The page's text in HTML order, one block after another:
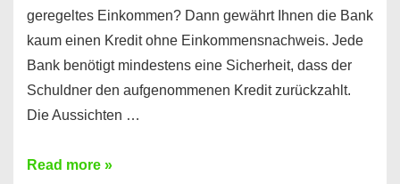
geregeltes Einkommen? Dann gewährt Ihnen die Bank
kaum einen Kredit ohne Einkommensnachweis. Jede
Bank benötigt mindestens eine Sicherheit, dass der
Schuldner den aufgenommenen Kredit zurückzahlt.
Die Aussichten …
Mit
Read more »